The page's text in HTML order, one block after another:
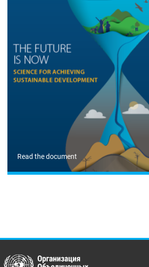
Read the document